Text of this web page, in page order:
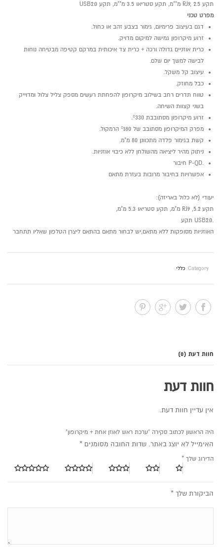
תקע RJ9, 2.5 מ""מ, תקע סטריאו 3.5 מ""מ, תקע USB2.0
מפרט טכני
דגם בעיצוב פרימיום, גימור בצבע זהב או כחול.
זרוע מיקרופון גמישה למיקום מדויק.
כרית אוזניים גדולה ורכה + כרית צד איכותית במרקם קטיפה מבטיחה נוחות
לבישה למשך יום שלם.
עיצוב קל משקל.
כבל מחוזק.
טווח תדרים רחב בשילוב מיקרופון להפחתת רעשים מספק צליל צלול ומדוייק
בשני קצוות השיחה.
זרוע מיקרופון מסתובבת °330.
מפרק המיקרופון מסתובב של °180 הרמקול.
קשת בגימור פלדה מתכוונן 80 מ"מ.
ניתוק מהיר ליציאה מהשולחן ללא כיבוי אוזניות.
.P-QD חיבור
אפשרויות בחיבור מרובות בעזרת מתאם
יעודי (לא כלול באריזה):
תקע 5.2, RJ9 מ"מ, תקע סטריאו 5.3 מ"מ,
.USB2.0 תקע
האוזניות מסופקות ללא מתאם,יש לבחור מתאם בהתאם ליצרן הטלפון שאליו תתחבר
Category: כללי.
חוות דעת (0)
חוות דעת
אין עדיין חוות דעת.
היה הראשון לכתוב סקירה “ערכת ראש לאוזן אחת + מיקרופון”
האימייל לא יוצג באתר. שדות החובה מסומנים *
הדירוג שלך *
הביקורת שלך *